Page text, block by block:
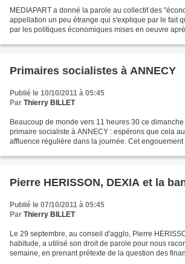
MEDIAPART a donné la parole au collectif des
appellation un peu étrange qui s'explique par le fait
par les politiques économiques mises en oeuvre
Primaires socialistes à ANNECY
Publié le 10/10/2011 à 05:45
Par Thierry BILLET
Beaucoup de monde vers 11 heures 30 ce
primaire socialiste à ANNECY : espérons que cela
affluence régulière dans la journée. Cet engouement
Pierre HERISSON, DEXIA et la
Publié le 07/10/2011 à 05:45
Par Thierry BILLET
Le 29 septembre, au conseil d'agglo, Pierre
habitude, a utilisé son droit de parole pour nous
semaine, en prenant prétexte de la question des